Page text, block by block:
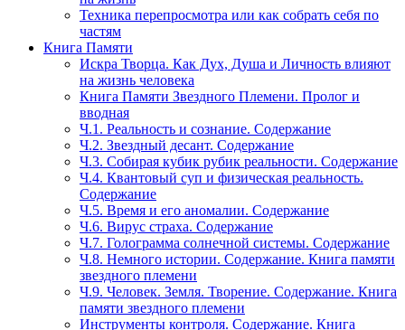
Техника перепросмотра или как собрать себя по
частям
Книга Памяти
Искра Творца. Как Дух, Душа и Личность влияют
на жизнь человека
Книга Памяти Звездного Племени. Пролог и
вводная
Ч.1. Реальность и сознание. Содержание
Ч.2. Звездный десант. Содержание
Ч.3. Собирая кубик рубик реальности. Содержание
Ч.4. Квантовый суп и физическая реальность.
Содержание
Ч.5. Время и его аномалии. Содержание
Ч.6. Вирус страха. Содержание
Ч.7. Голограмма солнечной системы. Содержание
Ч.8. Немного истории. Содержание. Книга памяти
звездного племени
Ч.9. Человек. Земля. Творение. Содержание. Книга
памяти звездного племени
Инструменты контроля. Содержание. Книга